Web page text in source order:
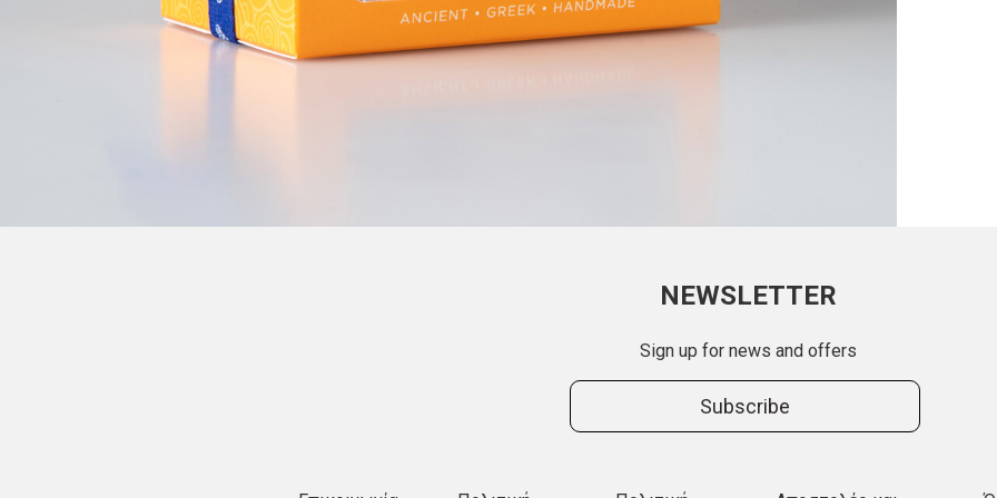
NEWSLETTER
Sign up for news and offers
Subscribe